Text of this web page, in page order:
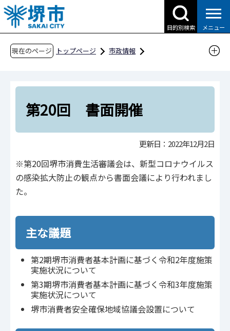
こ
の
ペ
目的別検索 メニュー
現在のページ トップページ
市政情報
市民人権局
市民生活部
堺市消費生活審議会
第20回 書面開催
第20回 書面開催
更新日：2022年12月2日
※第20回堺市消費生活審議会は、新型コロナウイルス
の感染拡大防止の観点から書面会議により行われまし
た。
主な議題
第2期堺市消費者基本計画に基づく令和2年度施策
実施状況について
第3期堺市消費者基本計画に基づく令和3年度施策
実施状況について
堺市消費者安全確保地域協議会設置について